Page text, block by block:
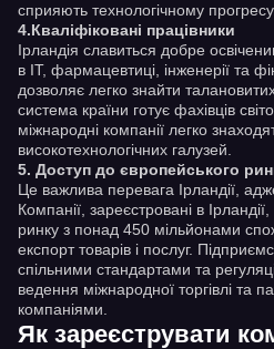
сприяють технологічному прогресу.
4.Кваліфіковані працівники
Ірландія славиться добре
в IT, фармацевтиці, інженерії та
дозволяє легко знайти
система країни готує фахівців
міжнародні компанії легко
високотехнологічних галузей.
5. Доступ до європейського
Це важлива перевага Ірландії,
Компанії, зареєстровані в
ринку з понад 450 мільйонами
експорт товарів і послуг.
спільними стандартами та
ведення міжнародної торгівлі та
компаніями.
Як зареєструвати